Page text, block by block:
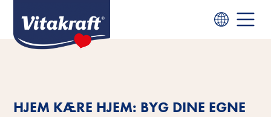
HJEM KÆRE HJEM: BYG DINE EGNE